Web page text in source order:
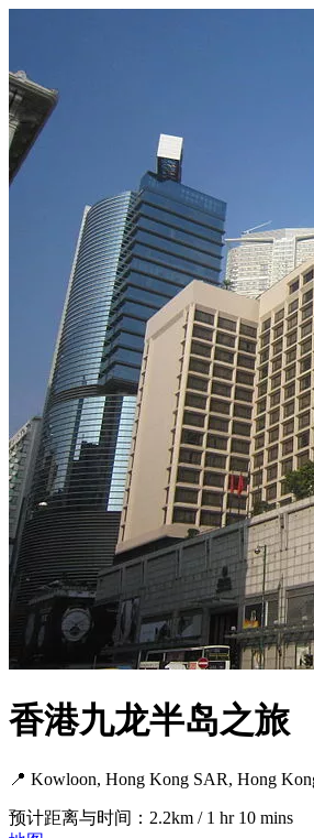
香港九龙半岛之旅
📍 Kowloon, Hong Kong SAR, Hong
预计距离与时间：2.2km / 1 hr 10 mins